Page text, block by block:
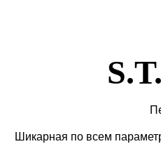
Шикарная по всем